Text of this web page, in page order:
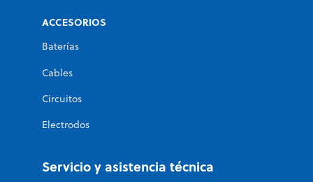
ACCESORIOS
Baterías
Cables
Circuitos
Electrodos
Servicio y asistencia técnica